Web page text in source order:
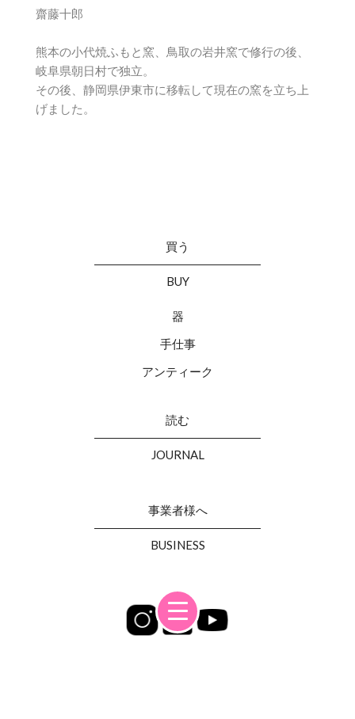
齋藤十郎
熊本の小代焼ふもと窯、鳥取の岩井窯で修行の後、
岐阜県朝日村で独立。
その後、静岡県伊東市に移転して現在の窯を立ち上
げました。
買う
BUY
器
手仕事
アンティーク
読む
JOURNAL
事業者様へ
BUSINESS